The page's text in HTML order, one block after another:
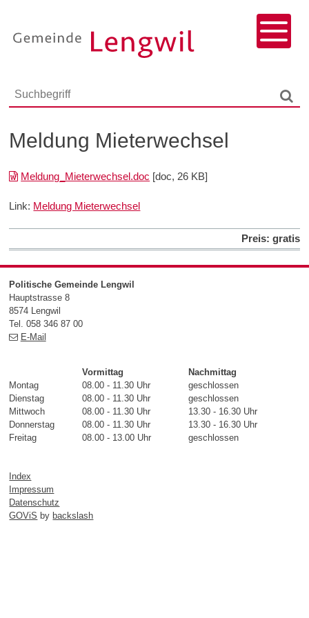
Responsivenavigation
Menu
Suchbegriff
Meldung Mieterwechsel
Meldung_Mieterwechsel.doc [doc, 26 KB]
Link: Meldung Mieterwechsel
Preis: gratis
Footer
Politische Gemeinde Lengwil
Hauptstrasse 8
8574 Lengwil
Tel. 058 346 87 00
E-Mail
Vormittag
Nachmittag
Montag
08.00 - 11.30 Uhr
geschlossen
Dienstag
08.00 - 11.30 Uhr
geschlossen
Mittwoch
08.00 - 11.30 Uhr
13.30 - 16.30 Uhr
Donnerstag
08.00 - 11.30 Uhr
13.30 - 16.30 Uhr
Freitag
08.00 - 13.00 Uhr geschlossen
Index
Impressum
Datenschutz
GOViS bybackslash